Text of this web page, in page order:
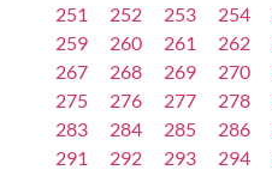
251
252 253 254
259
260 261 262
267
268 269 270
275
276 277 278
283
284 285 286
291
292 293 294